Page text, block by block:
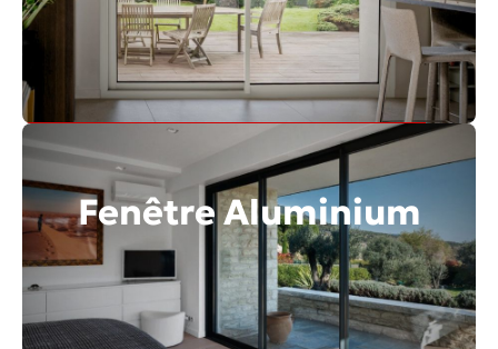
Découvrir toute la gamme
Fenêtre Aluminium